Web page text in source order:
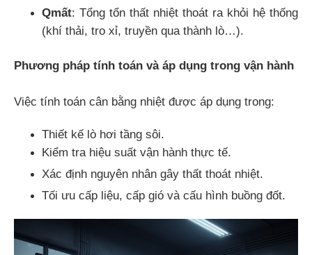
Qmất: Tổng tổn thất nhiệt thoát ra khỏi hệ thống
(khí thải, tro xỉ, truyền qua thành lò…).
Phương pháp tính toán và áp dụng trong vận hành
Việc tính toán cân bằng nhiệt được áp dụng trong:
Thiết kế lò hơi tầng sôi.
Kiểm tra hiệu suất vận hành thực tế.
Xác định nguyên nhân gây thất thoát nhiệt.
Tối ưu cấp liệu, cấp gió và cấu hình buồng đốt.